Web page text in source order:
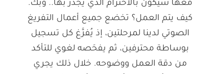
معها سيكون بالاحترام الذي يجدر بها.. وبك.
كيف يتم العمل؟ تخضع جميع أعمال التفريغ
الصوتي لدينا لمرحلتين، إذ يُفرَّغ كل تسجيل
بوساطة محترفين، ثم يفحَصه لغوي للتأكد
من دقة العمل ووضوحه. خلال ذلك يجري